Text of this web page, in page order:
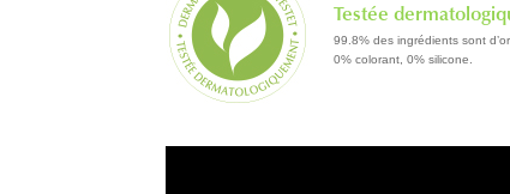
Testée
99.8% des ingrédients sont
0% colorant, 0% silicone.